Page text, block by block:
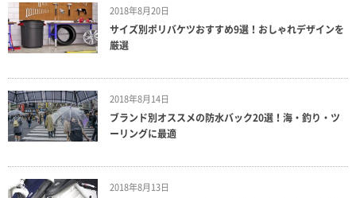
2018年8月20日
サイズ別ポリバケツおすすめ9選！おしゃれデザインを
厳選
2018年8月14日
ブランド別オススメの防水バック20選！海・釣り・ツ
ーリングに最適
2018年8月13日